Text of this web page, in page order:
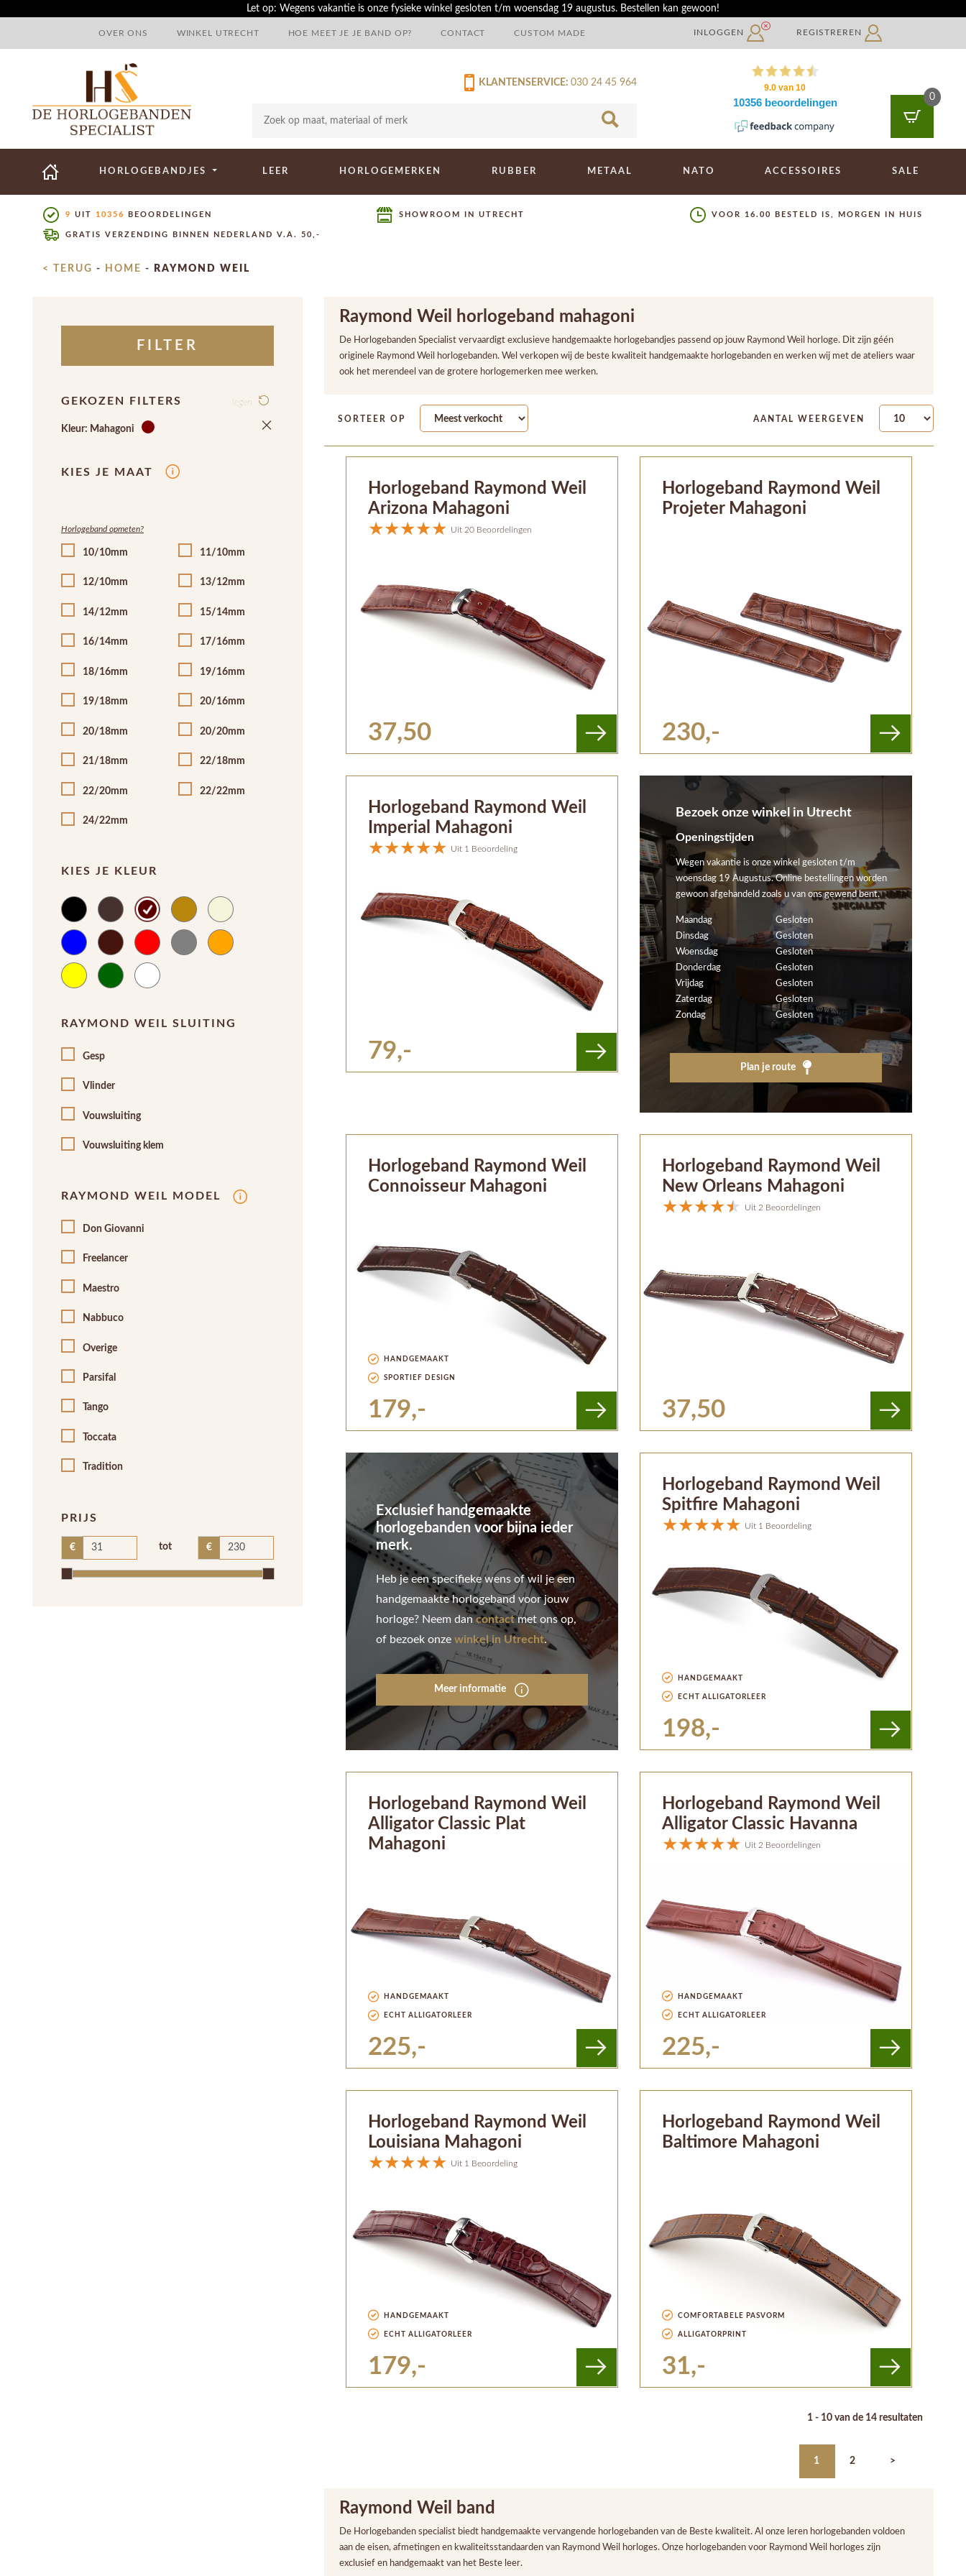
Let op: Wegens vakantie is onze fysieke winkel gesloten t/m woensdag 19 augustus. Bestellen kan gewoon!
OVER ONS WINKEL UTRECHT HOE MEET JE JE BAND OP? CONTACT CUSTOM MADE INLOGGEN REGISTREREN
030 24 45 964
KLANTENSERVICE:
0
HORLOGEBANDJES LEER HORLOGEMERKEN RUBBER METAAL NATO ACCESSOIRES SALE
9 UIT 10356 BEOORDELINGEN SHOWROOM IN UTRECHT VOOR 16.00 BESTELD IS, MORGEN IN HUIS
GRATIS VERZENDING BINNEN NEDERLAND V.A. 50,-
< TERUG - HOME - RAYMOND WEIL
FILTER
GEKOZEN FILTERS legen
Kleur: Mahagoni
KIES JE MAAT
Horlogeband opmeten?
10/10mm 11/10mm
12/10mm 13/12mm
14/12mm 15/14mm
16/14mm 17/16mm
18/16mm 19/16mm
19/18mm 20/16mm
20/18mm 20/20mm
21/18mm 22/18mm
22/20mm 22/22mm
24/22mm
KIES JE KLEUR
RAYMOND WEIL SLUITING
Gesp
Vlinder
Vouwsluiting
Vouwsluiting klem
RAYMOND WEIL MODEL
Don Giovanni
Freelancer
Maestro
Nabbuco
Overige
Parsifal
Tango
Toccata
Tradition
PRIJS
€ tot €
Raymond Weil horlogeband mahagoni
De Horlogebanden Specialist vervaardigt exclusieve handgemaakte horlogebandjes passend op jouw Raymond Weil horloge. Dit zijn géén
originele Raymond Weil horlogebanden. Wel verkopen wij de beste kwaliteit handgemaakte horlogebanden en werken wij met de ateliers waar
ook het merendeel van de grotere horlogemerken mee werken.
SORTEER OP AANTAL WEERGEVEN
Horlogeband Raymond Weil
Arizona Mahagoni
Uit 20 Beoordelingen
37,50
Horlogeband Raymond Weil
Projeter Mahagoni
230,-
Horlogeband Raymond Weil
Imperial Mahagoni
Uit 1 Beoordeling
79,-
Bezoek onze winkel in Utrecht
Openingstijden
Wegen vakantie is onze winkel gesloten t/m
woensdag 19 Augustus. Online bestellingen worden
gewoon afgehandeld zoals u van ons gewend bent.
Maandag
Gesloten
Dinsdag
Gesloten
Woensdag
Gesloten
Donderdag
Gesloten
Vrijdag
Gesloten
Zaterdag
Gesloten
Zondag
Gesloten
Plan je route
Horlogeband Raymond Weil
Connoisseur Mahagoni
HANDGEMAAKT
SPORTIEF DESIGN
179,-
Horlogeband Raymond Weil
New Orleans Mahagoni
Uit 2 Beoordelingen
37,50
Exclusief handgemaakte
horlogebanden voor bijna ieder
merk.
Heb je een specifieke wens of wil je een
handgemaakte horlogeband voor jouw
horloge? Neem dancontactmet ons op,
of bezoek onzewinkel in Utrecht.
Meer informatie
Horlogeband Raymond Weil
Spitfire Mahagoni
Uit 1 Beoordeling
HANDGEMAAKT
ECHT ALLIGATORLEER
198,-
Horlogeband Raymond Weil
Alligator Classic Plat
Mahagoni
HANDGEMAAKT
ECHT ALLIGATORLEER
225,-
Horlogeband Raymond Weil
Alligator Classic Havanna
Uit 2 Beoordelingen
HANDGEMAAKT
ECHT ALLIGATORLEER
225,-
Horlogeband Raymond Weil
Louisiana Mahagoni
Uit 1 Beoordeling
HANDGEMAAKT
ECHT ALLIGATORLEER
179,-
Horlogeband Raymond Weil
Baltimore Mahagoni
COMFORTABELE PASVORM
ALLIGATORPRINT
31,-
1 - 10 van de 14 resultaten
1 2 >
Raymond Weil band
De Horlogebanden specialist biedt handgemaakte vervangende horlogebanden van de Beste kwaliteit. Al onze leren horlogebanden voldoen
aan de eisen, afmetingen en kwaliteitsstandaarden van Raymond Weil horloges. Onze horlogebanden voor Raymond Weil horloges zijn
exclusief en handgemaakt van het Beste leer.